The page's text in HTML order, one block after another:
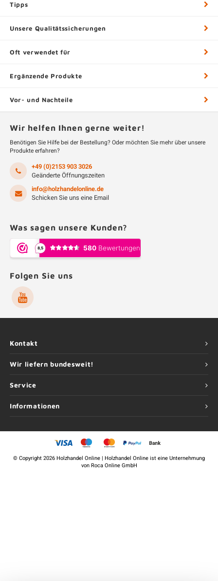
Tipps
Unsere Qualitätssicherungen
Oft verwendet für
Ergänzende Produkte
Vor- und Nachteile
Wir helfen Ihnen gerne weiter!
Benötigen Sie Hilfe bei der Bestellung? Oder möchten Sie mehr über unsere
Produkte erfahren?
+49 (0)2153 903 3026
Geänderte Öffnungszeiten
info@holzhandelonline.de
Schicken Sie uns eine Email
Was sagen unsere Kunden?
Folgen Sie uns
Kontakt
Wir liefern bundesweit!
Service
Informationen
©Copyright2026 Holzhandel Online | Holzhandel Online ist eine Unternehmung
vonRoca Online GmbH